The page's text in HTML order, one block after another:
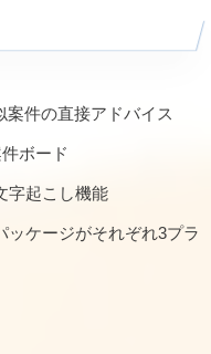
件の直接アドバイス
ボード
字起こし機能
ッケージがそれぞれ3プラ